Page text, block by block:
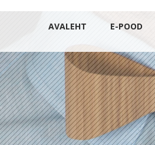
AVALEHT E-POOD